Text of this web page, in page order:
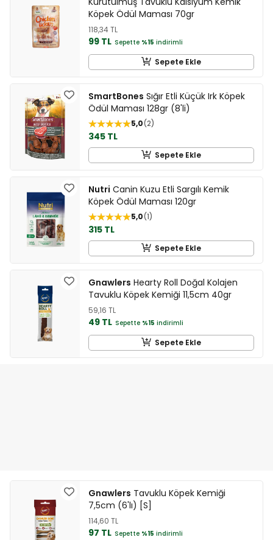
Köpek Ödül Maması 70gr
118,34 TL
99 TL Sepette %15 indirimli
Sepete Ekle
SmartBones Sığır Etli Küçük Irk Köpek
Ödül Maması 128gr (8'li)
5,0 2
345 TL
Sepete Ekle
Nutri Canin Kuzu Etli Sargılı Kemik
Köpek Ödül Maması 120gr
5,0 1
315 TL
Sepete Ekle
Gnawlers Hearty Roll Doğal Kolajen
Tavuklu Köpek Kemiği 11,5cm 40gr
59,16 TL
49 TL Sepette %15 indirimli
Sepete Ekle
Gnawlers Tavuklu Köpek Kemiği
7,5cm (6'lı) [S]
114,60 TL
97 TL Sepette %15 indirimli